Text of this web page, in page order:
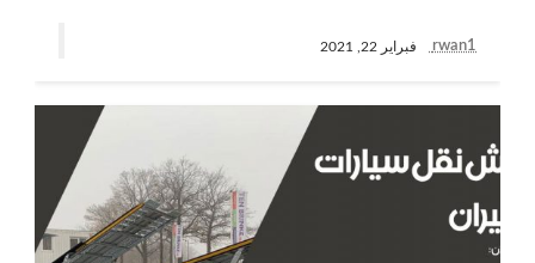
rwan1 فبراير 22, 2021